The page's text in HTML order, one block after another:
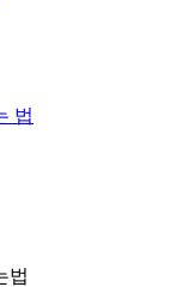
법
법